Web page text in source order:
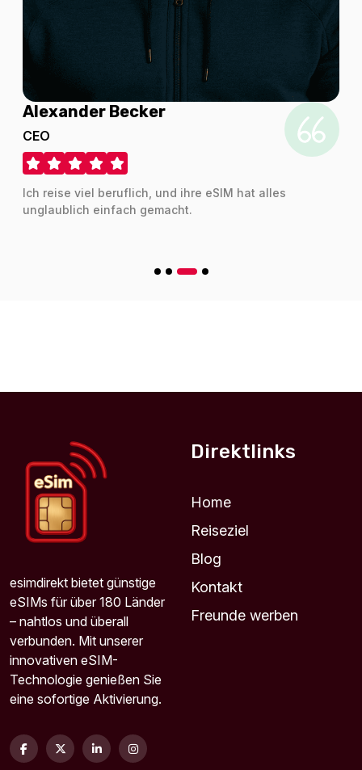
France 2GB/Day
Für 1 Tage
2.09 EUR
2.33 EUR
250 MB - 3 days
Europe(30+ areas) 1GB 30Days
Für 30 Tage
2.61 EUR
Alexander Becker
CEO
Ich reise viel beruflich, und ihre eSIM hat alles
unglaublich einfach gemacht.
esimdirekt bietet günstige
eSIMs für über 180 Länder
– nahtlos und überall
verbunden. Mit unserer
innovativen eSIM-
Technologie genießen Sie
eine sofortige Aktivierung.
Direktlinks
Home
Reiseziel
Blog
Kontakt
Freunde werben